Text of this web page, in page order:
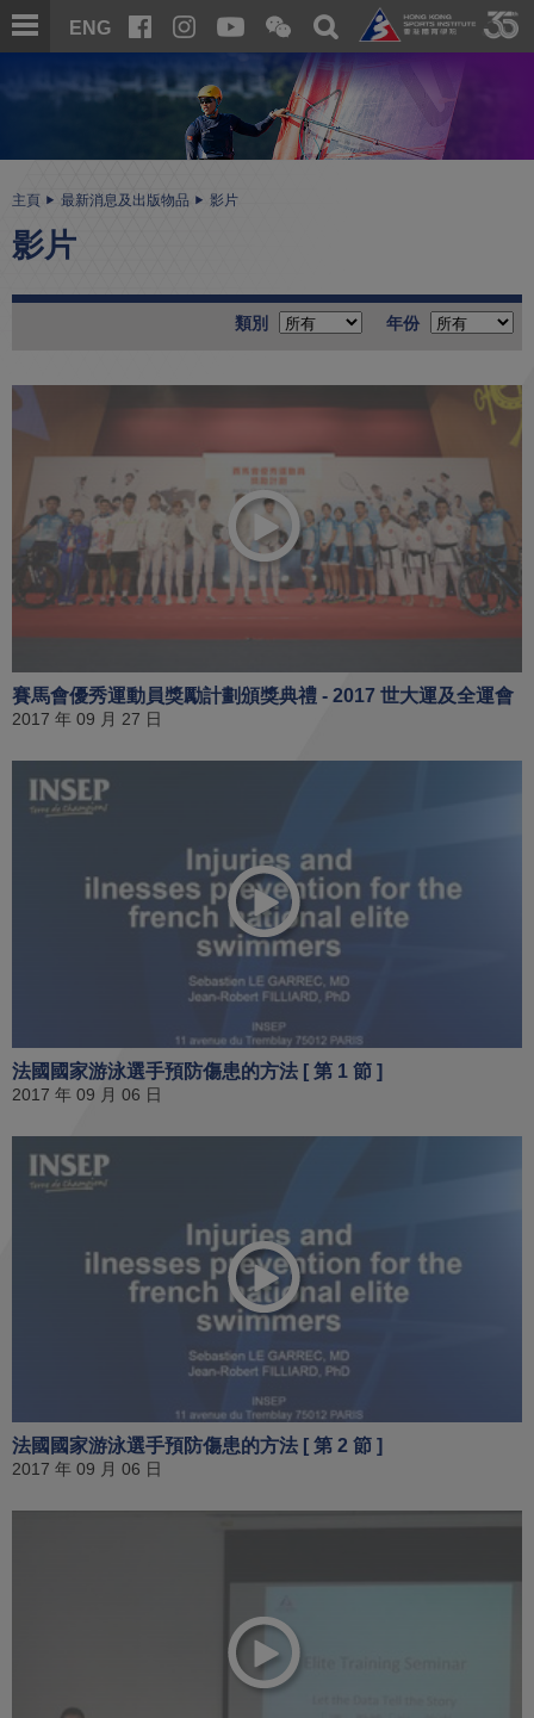
跳
至
ENG
開
合
信
二
維
碼
關
搜
尋
主頁 最新消息及出版物品 影片
影片
年份
類別
賽馬會優秀運動員獎勵計劃頒獎典禮 - 2017 世大運及全運會
2017 年 09 月 27 日
法國國家游泳選手預防傷患的方法 [ 第 1 節 ]
2017 年 09 月 06 日
法國國家游泳選手預防傷患的方法 [ 第 2 節 ]
2017 年 09 月 06 日